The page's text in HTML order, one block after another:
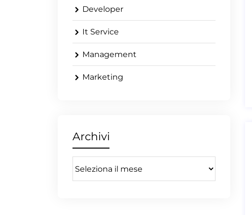
Developer
It Service
Management
Marketing
Archivi